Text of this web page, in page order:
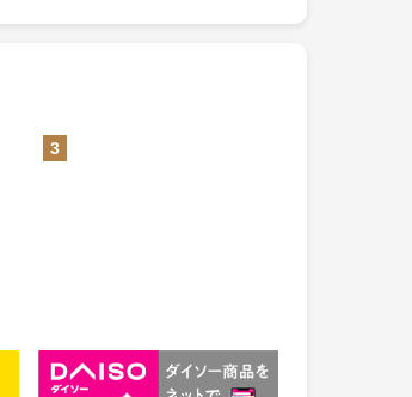
公式通販【ダイソーネットスト
ア】
3